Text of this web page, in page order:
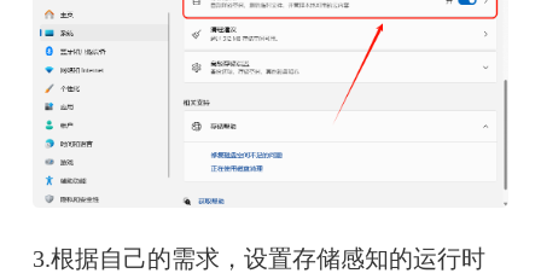
3.根据自己的需求，设置存储感知的运行时